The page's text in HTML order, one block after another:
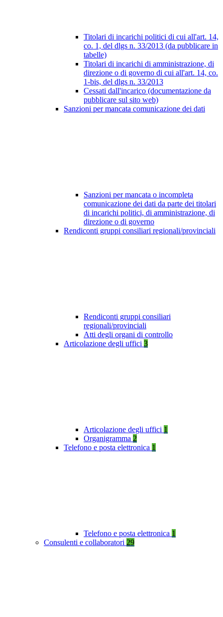
Titolari di incarichi politici di cui all'art. 14,
co. 1, del dlgs n. 33/2013 (da pubblicare in
tabelle)
Titolari di incarichi di amministrazione, di
direzione o di governo di cui all'art. 14, co.
1-bis, del dlgs n. 33/2013
Cessati dall'incarico (documentazione da
pubblicare sul sito web)
Sanzioni per mancata comunicazione dei dati
Sanzioni per mancata o incompleta
comunicazione dei dati da parte dei titolari
di incarichi politici, di amministrazione, di
direzione o di governo
Rendiconti gruppi consiliari regionali/provinciali
Rendiconti gruppi consiliari
regionali/provinciali
Atti degli organi di controllo
Articolazione degli uffici 3
Articolazione degli uffici 1
Organigramma 2
Telefono e posta elettronica 1
Telefono e posta elettronica 1
Consulenti e collaboratori 29